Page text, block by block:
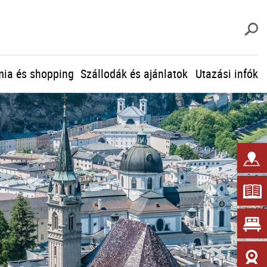
és shopping Szállodák és ajánlatok Utazási infók